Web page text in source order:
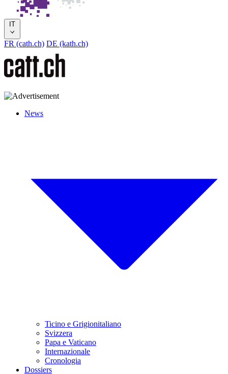
IT
FR (cath.ch) DE (kath.ch)
News
Ticino e Grigionitaliano
Svizzera
Papa e Vaticano
Internazionale
Cronologia
Dossiers